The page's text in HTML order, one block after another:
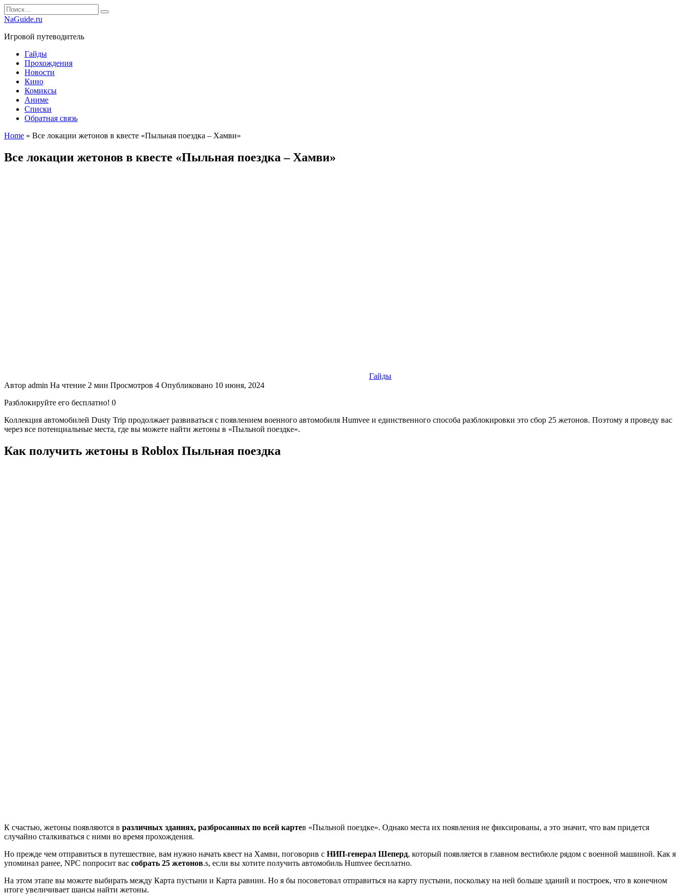
Перейти
к
Search
for:
NaGuide.ru
Игровой путеводитель
Гайды
Прохождения
Новости
Кино
Комиксы
Аниме
Списки
Обратная связь
Home » Все локации жетонов в квесте «Пыльная поездка – Хамви»
Все локации жетонов в квесте «Пыльная поездка – Хамви»
Гайды
Автор admin На чтение 2 мин Просмотров 4 Опубликовано 10 июня, 2024
Разблокируйте его бесплатно! 0
Коллекция автомобилей Dusty Trip продолжает развиваться с появлением военного автомобиля Humvee и единственного способа разблокировки это сбор 25 жетонов. Поэтому я проведу вас
через все потенциальные места, где вы можете найти жетоны в «Пыльной поездке».
Как получить жетоны в Roblox Пыльная поездка
К счастью, жетоны появляются в различных зданиях, разбросанных по всей картев «Пыльной поездке». Однако места их появления не фиксированы, а это значит, что вам придется
случайно сталкиваться с ними во время прохождения.
Но прежде чем отправиться в путешествие, вам нужно начать квест на Хамви, поговорив с НИП-генерал Шеперд, который появляется в главном вестибюле рядом с военной машиной. Как я
упоминал ранее, NPC попросит вас собрать 25 жетонов.s, если вы хотите получить автомобиль Humvee бесплатно.
На этом этапе вы можете выбирать между Карта пустыни и Карта равнин. Но я бы посоветовал отправиться на карту пустыни, поскольку на ней больше зданий и построек, что в конечном
итоге увеличивает шансы найти жетоны.